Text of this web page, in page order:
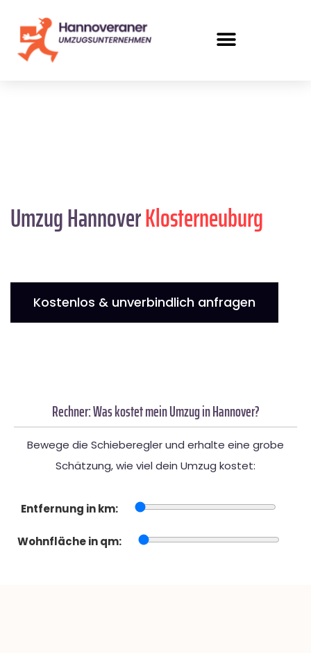
Umzug HannoverKlosterneuburg
Kostenlos & unverbindlich anfragen
Rechner: Was kostet mein Umzug in Hannover?
Bewege die Schieberegler und erhalte eine grobe
Schätzung, wie viel dein Umzug kostet:
Entfernung in km:
Wohnfläche in qm: